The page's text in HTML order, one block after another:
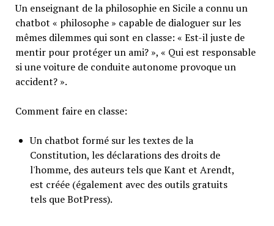
Un enseignant de la philosophie en Sicile a connu un
chatbot « philosophe » capable de dialoguer sur les
mêmes dilemmes qui sont en classe: « Est-il juste de
mentir pour protéger un ami? », « Qui est responsable
si une voiture de conduite autonome provoque un
accident? ».
Comment faire en classe:
Un chatbot formé sur les textes de la
Constitution, les déclarations des droits de
l'homme, des auteurs tels que Kant et Arendt,
est créée (également avec des outils gratuits
tels que BotPress).